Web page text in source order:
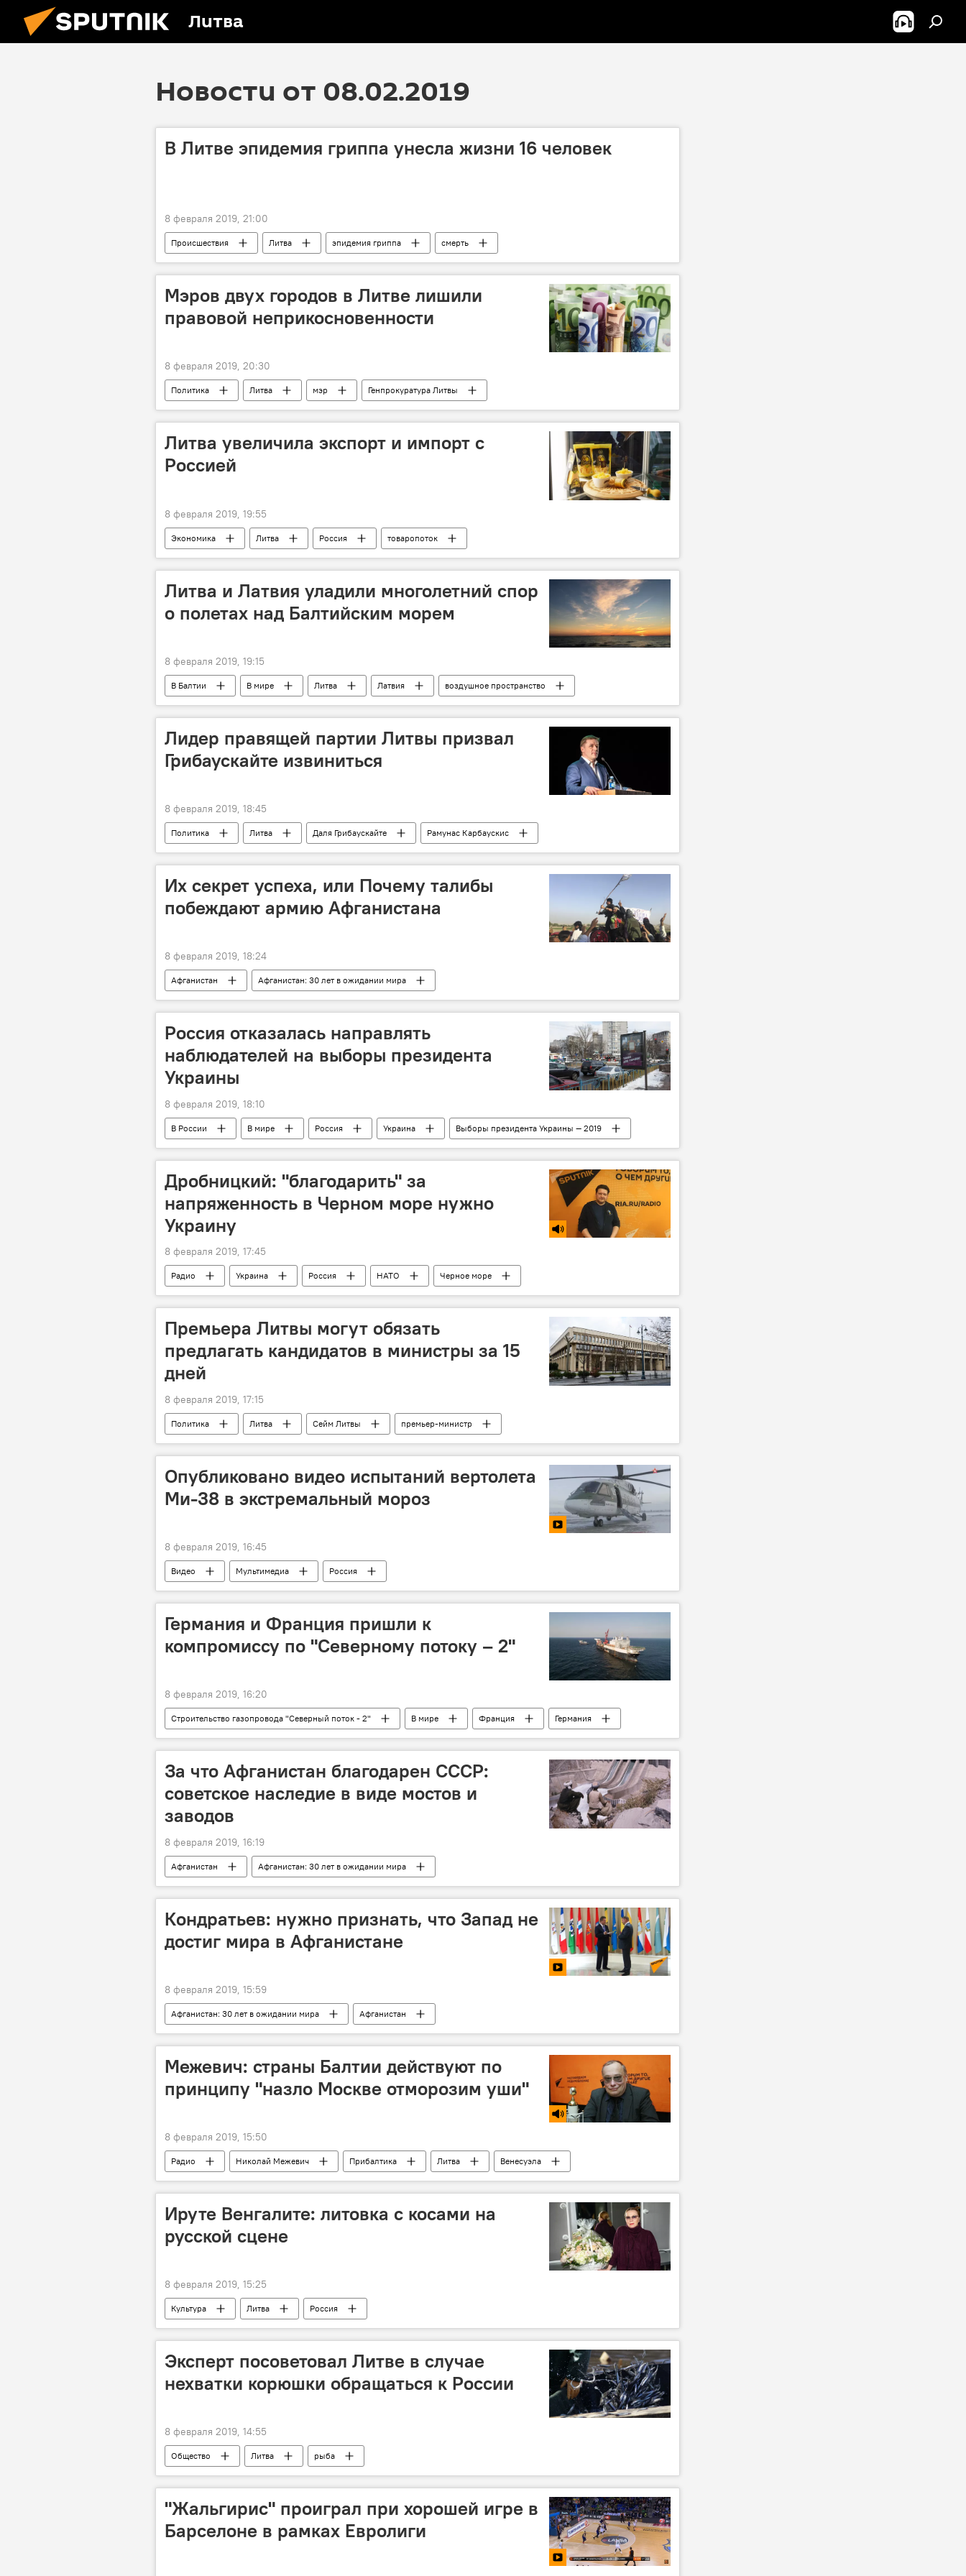
Литва
Новости от 08.02.2019
В Литве эпидемия гриппа унесла жизни 16 человек
8 февраля 2019, 21:00
Происшествия Литва эпидемия гриппа смерть
Мэров двух городов в Литве лишили
правовой неприкосновенности
8 февраля 2019, 20:30
Политика Литва мэр
Генпрокуратура Литвы
правовая неприкосновенность
Литва увеличила экспорт и импорт с
Россией
8 февраля 2019, 19:55
Экономика Литва Россия товаропоток
Литва и Латвия уладили многолетний спор
о полетах над Балтийским морем
8 февраля 2019, 19:15
В Балтии В мире Литва Латвия воздушное пространство
Лидер правящей партии Литвы призвал
Грибаускайте извиниться
8 февраля 2019, 18:45
Политика Литва Даля Грибаускайте
Рамунас Карбаускис
Саулюс Сквернялис
Их секрет успеха, или Почему талибы
побеждают армию Афганистана
8 февраля 2019, 18:24
Афганистан Афганистан: 30 лет в ожидании мира
Россия отказалась направлять
наблюдателей на выборы президента
Украины
8 февраля 2019, 18:10
В России В мире Россия Украина Выборы президента Украины — 2019
Дробницкий: "благодарить" за
напряженность в Черном море нужно
Украину
8 февраля 2019, 17:45
Радио Украина Россия НАТО Черное море
Премьера Литвы могут обязать
предлагать кандидатов в министры за 15
дней
8 февраля 2019, 17:15
Политика Литва Сейм Литвы премьер-министр
Опубликовано видео испытаний вертолета
Ми-38 в экстремальный мороз
8 февраля 2019, 16:45
Видео Мультимедиа Россия
Германия и Франция пришли к
компромиссу по "Северному потоку – 2"
8 февраля 2019, 16:20
Строительство газопровода "Северный поток - 2" В мире Франция
Германия
строительство газопровода "Северный поток-2"
За что Афганистан благодарен СССР:
советское наследие в виде мостов и
заводов
8 февраля 2019, 16:19
Афганистан Афганистан: 30 лет в ожидании мира
Кондратьев: нужно признать, что Запад не
достиг мира в Афганистане
8 февраля 2019, 15:59
Афганистан: 30 лет в ожидании мира Афганистан
Межевич: страны Балтии действуют по
принципу "назло Москве отморозим уши"
8 февраля 2019, 15:50
Радио Николай Межевич Прибалтика Литва
Венесуэла
Россия
Ируте Венгалите: литовка с косами на
русской сцене
8 февраля 2019, 15:25
Культура Литва Россия
Эксперт посоветовал Литве в случае
нехватки корюшки обращаться к России
8 февраля 2019, 14:55
Общество Литва рыба
"Жальгирис" проиграл при хорошей игре в
Барселоне в рамках Евролиги